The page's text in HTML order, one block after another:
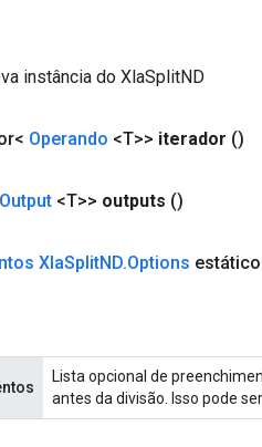
instância do XlaSplitND
Operando <T>> iterador ()
Output <T>> outputs ()
XlaSplitND.Options
Lista opcional de
antes da divisão. Isso pode